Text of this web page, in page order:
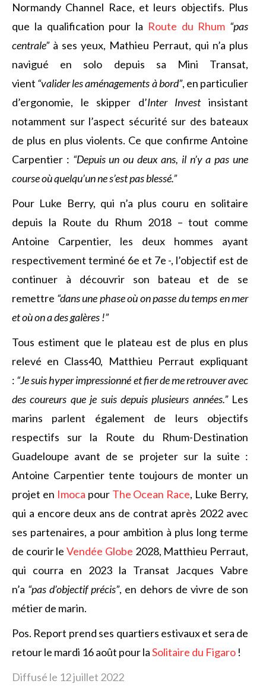
Normandy Channel Race, et leurs objectifs. Plus
que la qualification pour la Route du Rhum “pas
centrale”à ses yeux, Mathieu Perraut, qui n’a plus
navigué en solo depuis sa Mini Transat,
vient “valider les aménagements à bord”, en particulier
d’ergonomie, le skipper d’Inter Investinsistant
notamment sur l’aspect sécurité sur des bateaux
de plus en plus violents. Ce que confirme Antoine
Carpentier : “Depuis un ou deux ans, il n’y a pas une
course où quelqu’un ne s’est pas blessé.”
Pour Luke Berry, qui n’a plus couru en solitaire
depuis la Route du Rhum 2018 – tout comme
Antoine Carpentier, les deux hommes ayant
respectivement terminé 6e et 7e -, l’objectif est de
continuer à découvrir son bateau et de se
remettre “dans une phase où on passe du temps en mer
et où on a des galères !”
Tous estiment que le plateau est de plus en plus
relevé en Class40, Matthieu Perraut expliquant
: “Je suis hyper impressionné et fier de me retrouver avec
des coureurs que je suis depuis plusieurs années.”Les
marins parlent également de leurs objectifs
respectifs sur la Route du Rhum-Destination
Guadeloupe avant de se projeter sur la suite :
Antoine Carpentier tente toujours de monter un
projet en Imoca pour The Ocean Race, Luke Berry,
qui a encore deux ans de contrat après 2022 avec
ses partenaires, a pour ambition à plus long terme
de courir leVendée Globe 2028, Matthieu Perraut,
qui courra en 2023 la Transat Jacques Vabre
n’a “pas d’objectif précis”, en dehors de vivre de son
métier de marin.
Pos. Report prend ses quartiers estivaux et sera de
retour le mardi 16 août pour laSolitaire du Figaro !
Diffusé le 12 juillet 2022